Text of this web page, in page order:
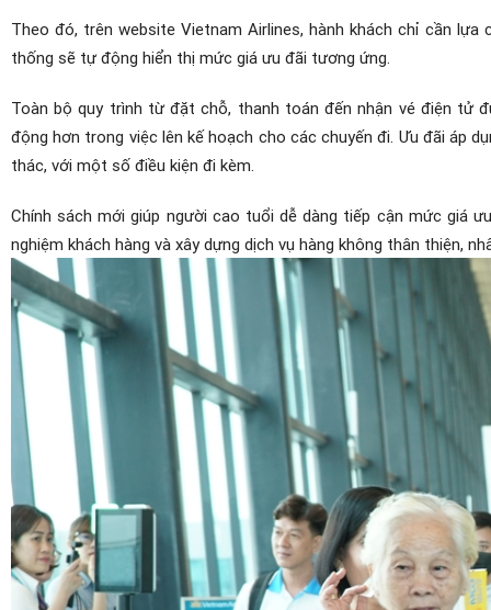
Theo đó, trên website Vietnam Airlines, hành khách chỉ cần
thống sẽ tự động hiển thị mức giá ưu đãi tương ứng.
Toàn bộ quy trình từ đặt chỗ, thanh toán đến nhận vé điện tử
động hơn trong việc lên kế hoạch cho các chuyến đi. Ưu đãi áp
thác, với một số điều kiện đi kèm.
Chính sách mới giúp người cao tuổi dễ dàng tiếp cận mức giá
nghiệm khách hàng và xây dựng dịch vụ hàng không thân thiện,